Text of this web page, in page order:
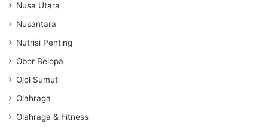
Nusa Utara
Nusantara
Nutrisi Penting
Obor Belopa
Ojol Sumut
Olahraga
Olahraga & Fitness